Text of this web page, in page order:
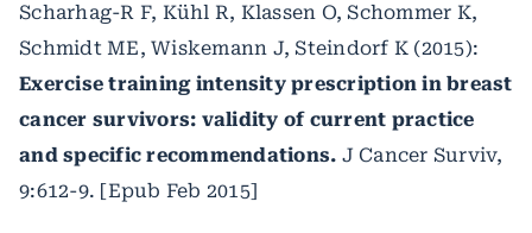
Scharhag-R F, Kühl R, Klassen O, Schommer K,
Schmidt ME, Wiskemann J, Steindorf K (2015):
Exercise training intensity prescription in breast
cancer survivors: validity of current practice
and specific recommendations. J Cancer Surviv,
9:612-9. [Epub Feb 2015]